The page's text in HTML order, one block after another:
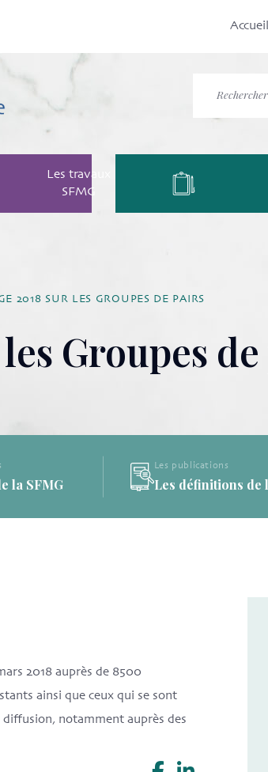
Accueil
Les travaux
SFMG
2018 SUR LES GROUPES DE PAIRS
Groupes
la SFMG
Les publications
Les définitions de
2018 auprès de 8500
ainsi que ceux qui se sont
notamment auprès des